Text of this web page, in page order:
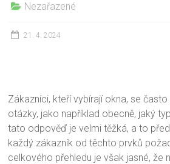
Nezařazené
21. 4. 2024
Zákazníci, kteří vybírají okna, se
otázky, jako například obecně, jaký
tato odpověď je velmi těžká, a to
každý zákazník od těchto prvků
celkového přehledu je však jasné, že